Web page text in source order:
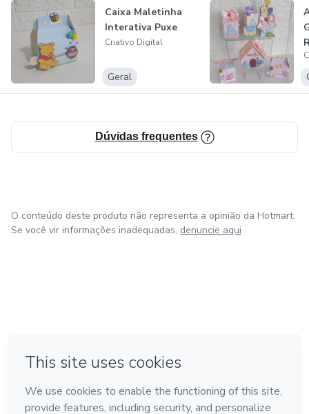
Caixa Maletinha
Interativa Puxe
Criativo Digital
Geral
Dúvidas frequentes
O conteúdo deste produto não representa a opinião da Hotmart.
Se você vir informações inadequadas, denuncie aqui
Feito com ❤ na Cidade do México